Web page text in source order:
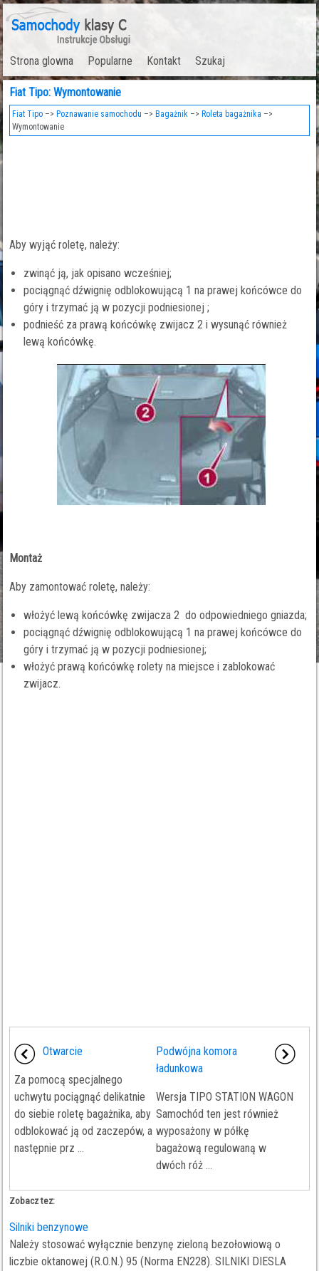
Strona glowna Popularne Kontakt Szukaj
Fiat Tipo: Wymontowanie
Fiat Tipo –> Poznawanie samochodu –> Bagażnik –> Roleta bagażnika –>
Wymontowanie
Aby wyjąć roletę, należy:
zwinąć ją, jak opisano wcześniej;
pociągnąć dźwignię odblokowującą 1 na prawej końcówce do
góry i trzymać ją w pozycji podniesionej ;
podnieść za prawą końcówkę zwijacz 2 i wysunąć również
lewą końcówkę.
Montaż
Aby zamontować roletę, należy:
włożyć lewą końcówkę zwijacza 2 do odpowiedniego gniazda;
pociągnąć dźwignię odblokowującą 1 na prawej końcówce do
góry i trzymać ją w pozycji podniesionej;
włożyć prawą końcówkę rolety na miejsce i zablokować
zwijacz.
Otwarcie
Za pomocą specjalnego
uchwytu pociągnąć delikatnie
do siebie roletę bagażnika, aby
odblokować ją od zaczepów, a
następnie prz ...
Podwójna komora
ładunkowa
Wersja TIPO STATION WAGON
Samochód ten jest również
wyposażony w półkę
bagażową regulowaną w
dwóch róż ...
Zobacz tez:
Silniki benzynowe
Należy stosować wyłącznie benzynę zieloną bezołowiową o
liczbie oktanowej (R.O.N.) 95 (Norma EN228). SILNIKI DIESLA